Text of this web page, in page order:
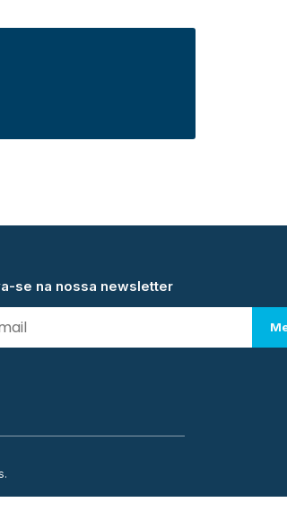
se na nossa newsletter